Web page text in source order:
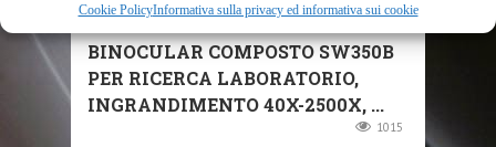
Cookie PolicyInformativa sulla privacy ed informativa sui cookie
SWIFT MICROSCOPIO
BINOCULAR COMPOSTO SW350B
PER RICERCA LABORATORIO,
INGRANDIMENTO 40X-2500X, ...
1015